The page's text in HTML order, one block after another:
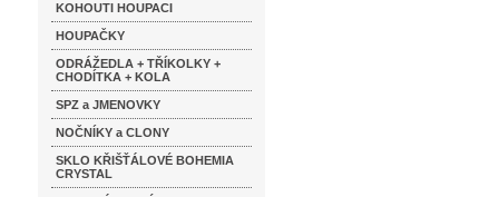
KOHOUTI HOUPACI
HOUPAČKY
ODRÁŽEDLA + TŘÍKOLKY +
CHODÍTKA + KOLA
SPZ a JMENOVKY
NOČNÍKY a CLONY
SKLO KŘIŠŤÁLOVÉ BOHEMIA
CRYSTAL